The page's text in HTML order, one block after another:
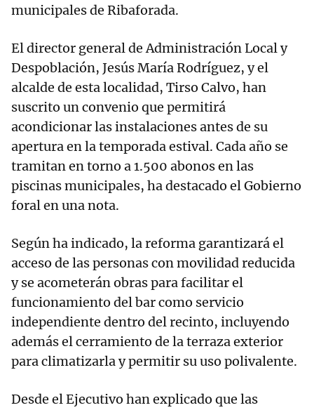
municipales de Ribaforada.
El director general de Administración Local y
Despoblación, Jesús María Rodríguez, y el
alcalde de esta localidad, Tirso Calvo, han
suscrito un convenio que permitirá
acondicionar las instalaciones antes de su
apertura en la temporada estival. Cada año se
tramitan en torno a 1.500 abonos en las
piscinas municipales, ha destacado el Gobierno
foral en una nota.
Según ha indicado, la reforma garantizará el
acceso de las personas con movilidad reducida
y se acometerán obras para facilitar el
funcionamiento del bar como servicio
independiente dentro del recinto, incluyendo
además el cerramiento de la terraza exterior
para climatizarla y permitir su uso polivalente.
Desde el Ejecutivo han explicado que las